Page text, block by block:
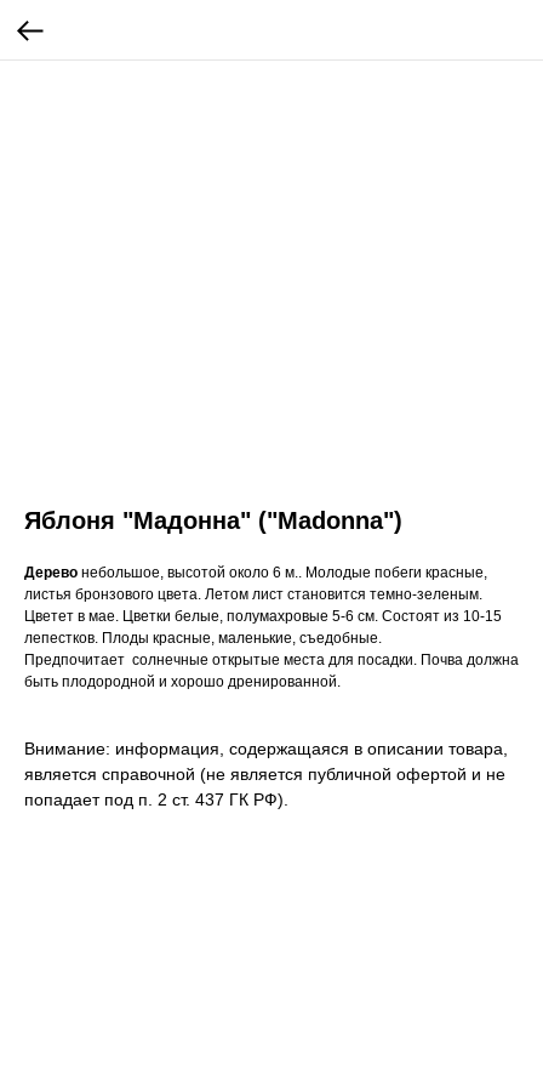
Яблоня "Мадонна" ("Madonna")
Дерево небольшое, высотой около 6 м.. Молодые побеги красные,
листья бронзового цвета. Летом лист становится темно-зеленым.
Цветет в мае. Цветки белые, полумахровые 5-6 см. Состоят из 10-15
лепестков. Плоды красные, маленькие, съедобные.
Предпочитает солнечные открытые места для посадки. Почва должна
быть плодородной и хорошо дренированной.
Внимание: информация, содержащаяся в описании товара,
является справочной (не является публичной офертой и не
попадает под п. 2 ст. 437 ГК РФ).